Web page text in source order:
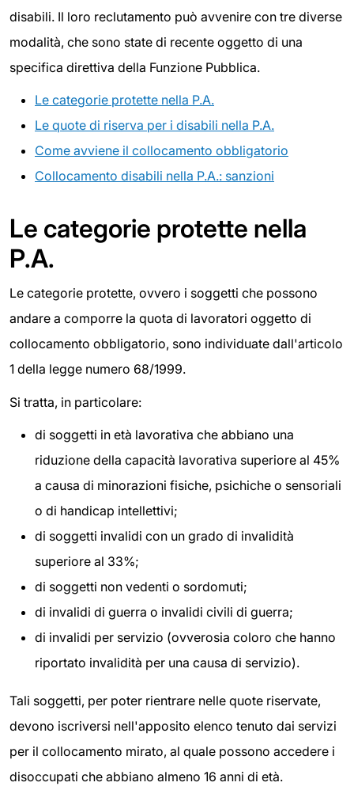
disabili. Il loro reclutamento può avvenire con tre diverse
modalità, che sono state di recente oggetto di una
specifica direttiva della Funzione Pubblica.
Le categorie protette nella P.A.
Le quote di riserva per i disabili nella P.A.
Come avviene il collocamento obbligatorio
Collocamento disabili nella P.A.: sanzioni
Le categorie protette nella
P.A.
Le categorie protette, ovvero i soggetti che possono
andare a comporre la quota di lavoratori oggetto di
collocamento obbligatorio, sono individuate dall'articolo
1 della legge numero 68/1999.
Si tratta, in particolare:
di soggetti in età lavorativa che abbiano una
riduzione della capacità lavorativa superiore al 45%
a causa di minorazioni fisiche, psichiche o sensoriali
o di handicap intellettivi;
di soggetti invalidi con un grado di invalidità
superiore al 33%;
di soggetti non vedenti o sordomuti;
di invalidi di guerra o invalidi civili di guerra;
di invalidi per servizio (ovverosia coloro che hanno
riportato invalidità per una causa di servizio).
Tali soggetti, per poter rientrare nelle quote riservate,
devono iscriversi nell'apposito elenco tenuto dai servizi
per il collocamento mirato, al quale possono accedere i
disoccupati che abbiano almeno 16 anni di età.